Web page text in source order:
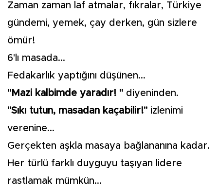
Zaman zaman laf atmalar, fıkralar, Türkiye
gündemi, yemek, çay derken, gün sizlere
ömür!
6'lı masada...
Fedakarlık yaptığını düşünen...
"Mazi kalbimde yaradır! " diyeninden.
"Sıkı tutun, masadan kaçabilir!" izlenimi
verenine...
Gerçekten aşkla masaya bağlananına kadar.
Her türlü farklı duyguyu taşıyan lidere
rastlamak mümkün...